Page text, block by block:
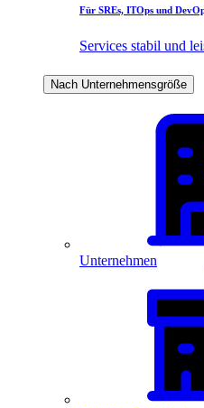
Für SREs, ITOps und
Services stabil und
Nach Unternehmensgröße
Unternehmen